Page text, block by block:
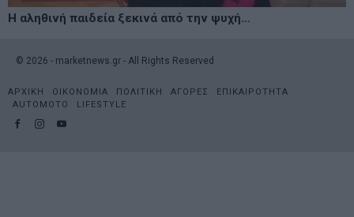
Η αληθινή παιδεία ξεκινά από την ψυχή…
© 2026 - marketnews.gr - All Rights Reserved
ΑΡΧΙΚΗ ΟΙΚΟΝΟΜΙΑ ΠΟΛΙΤΙΚΗ ΑΓΟΡΕΣ
ΕΠΙΚΑΙΡΟΤΗΤΑ
AUTOMOTO
LIFESTYLE